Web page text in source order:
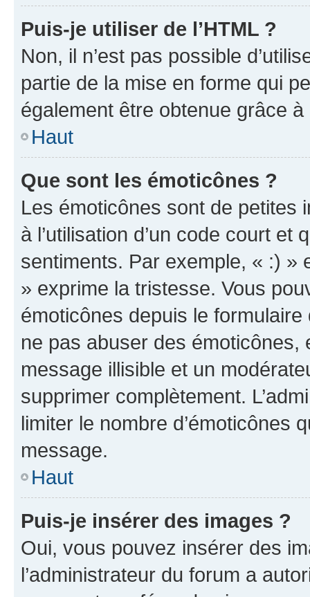
Puis-je utiliser de l’HTML ?
Non, il n’est pas possible
partie de la mise en forme qui
également être obtenue grâce à
Haut
Que sont les émoticônes ?
Les émoticônes sont de petites
à l’utilisation d’un code court et
sentiments. Par exemple, « :) »
» exprime la tristesse. Vous
émoticônes depuis le
ne pas abuser des
message illisible et un
supprimer complètement.
limiter le nombre d’émoticônes
message.
Haut
Puis-je insérer des images ?
Oui, vous pouvez insérer des
l’administrateur du forum a